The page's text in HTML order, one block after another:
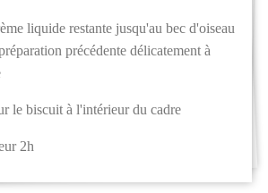
liquide restante jusqu'au bec d'oiseau
précédente délicatement à
le biscuit à l'intérieur du cadre
2h